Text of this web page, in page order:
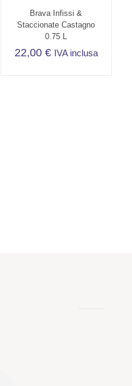
Brava Infissi &
Staccionate Castagno
0.75 L
22,00 € IVA inclusa